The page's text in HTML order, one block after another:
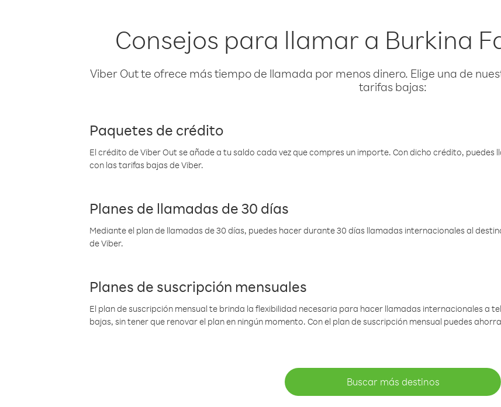
Consejos para llamar a Burkina
Viber Out te ofrece más tiempo de llamada por menos dinero. Elige una de
tarifas bajas:
Paquetes de crédito
El crédito de Viber Out se añade a tu saldo cada vez que compres un importe. Con dicho crédito, puedes
con las tarifas bajas de Viber.
Planes de llamadas de 30 días
Mediante el plan de llamadas de 30 días, puedes hacer durante 30 días llamadas internacionales al
de Viber.
Planes de suscripción mensuales
El plan de suscripción mensual te brinda la flexibilidad necesaria para hacer llamadas internacionales a
bajas, sin tener que renovar el plan en ningún momento. Con el plan de suscripción mensual puedes
Buscar más destinos